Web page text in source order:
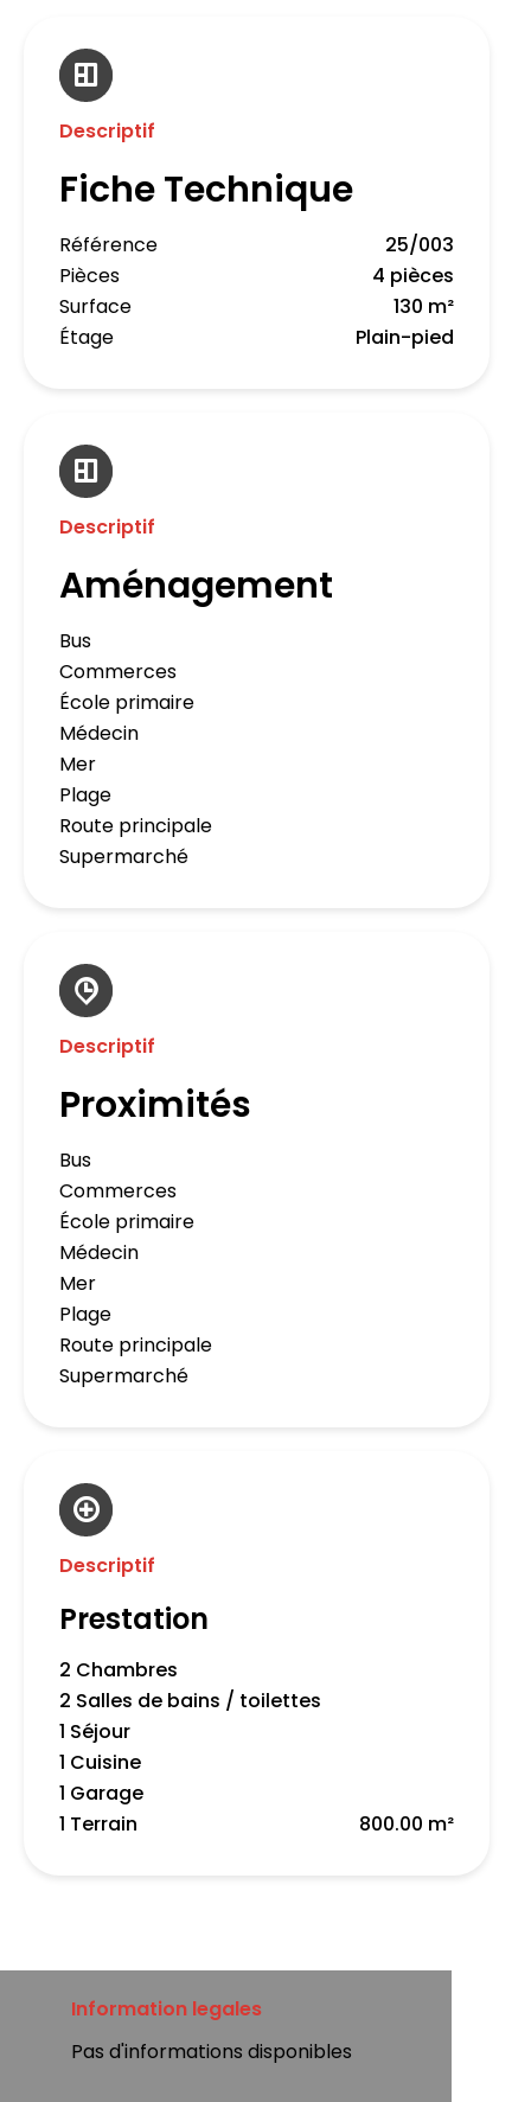
Descriptif
Fiche Technique
Référence
25/003
Pièces
4 pièces
Surface
130 m²
Étage
Plain-pied
Descriptif
Aménagement
Bus
Commerces
École primaire
Médecin
Mer
Plage
Route principale
Supermarché
Descriptif
Proximités
Bus
Commerces
École primaire
Médecin
Mer
Plage
Route principale
Supermarché
Descriptif
Prestation
2 Chambres
2 Salles de bains / toilettes
1 Séjour
1 Cuisine
1 Garage
1 Terrain
800.00 m²
Information legales
Pas d'informations disponibles